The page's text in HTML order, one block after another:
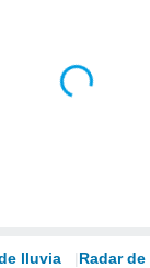
lluvia Radar